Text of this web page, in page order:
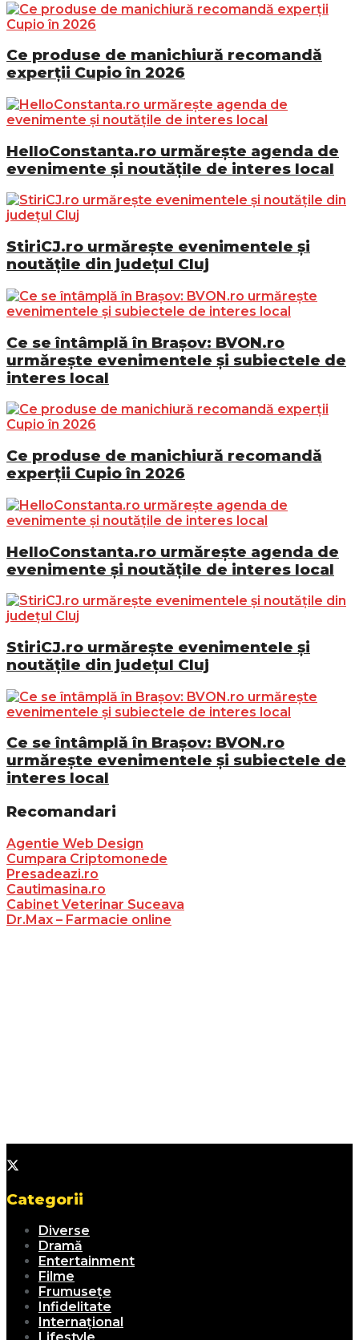
Ce produse de manichiură recomandă
experții Cupio în 2026
HelloConstanta.ro urmărește agenda de
evenimente și noutățile de interes local
StiriCJ.ro urmărește evenimentele și
noutățile din județul Cluj
Ce se întâmplă în Brașov: BVON.ro
urmărește evenimentele și subiectele de
interes local
Ce produse de manichiură recomandă
experții Cupio în 2026
HelloConstanta.ro urmărește agenda de
evenimente și noutățile de interes local
StiriCJ.ro urmărește evenimentele și
noutățile din județul Cluj
Ce se întâmplă în Brașov: BVON.ro
urmărește evenimentele și subiectele de
interes local
Recomandari
Agentie Web Design
Cumpara Criptomonede
Presadeazi.ro
Cautimasina.ro
Cabinet Veterinar Suceava
Dr.Max – Farmacie online
Categorii
Diverse
Dramă
Entertainment
Filme
Frumusețe
Infidelitate
Internațional